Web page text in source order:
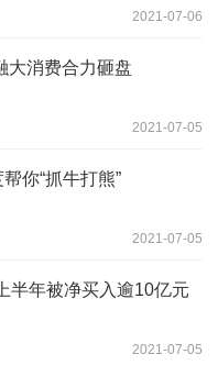
2021-07-06
大消费合力砸盘
2021-07-05
你“抓牛打熊”
2021-07-05
半年被净买入逾10亿元
2021-07-05